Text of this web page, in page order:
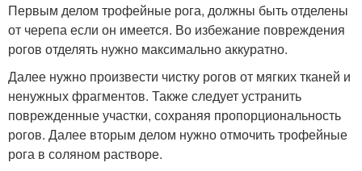
Первым делом трофейные рога, должны быть отделены
от черепа если он имеется. Во избежание повреждения
рогов отделять нужно максимально аккуратно.
Далее нужно произвести чистку рогов от мягких тканей и
ненужных фрагментов. Также следует устранить
поврежденные участки, сохраняя пропорциональность
рогов. Далее вторым делом нужно отмочить трофейные
рога в соляном растворе.